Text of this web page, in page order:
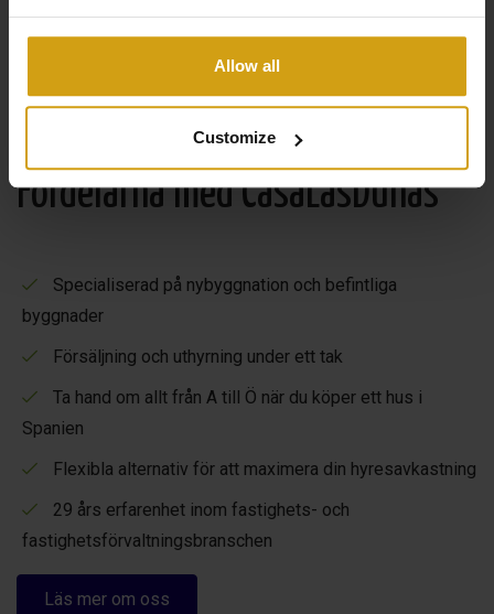
Allow all
Customize
Fördelarna med CasaLasDunas
Specialiserad på nybyggnation och befintliga
byggnader
Försäljning och uthyrning under ett tak
Ta hand om allt från A till Ö när du köper ett hus i
Spanien
Flexibla alternativ för att maximera din hyresavkastning
29 års erfarenhet inom fastighets- och
fastighetsförvaltningsbranschen
Läs mer om oss